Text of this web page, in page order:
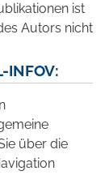
ist
Autors nicht
INFOV:
über die